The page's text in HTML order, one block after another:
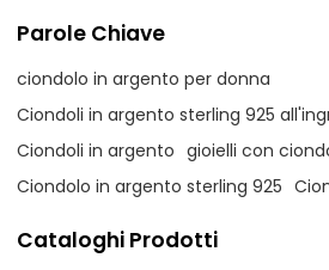
Parole Chiave
ciondolo in argento per donna
Ciondoli in argento sterling 925
Ciondoli in argento gioielli con
Ciondolo in argento sterling 925
Cataloghi Prodotti